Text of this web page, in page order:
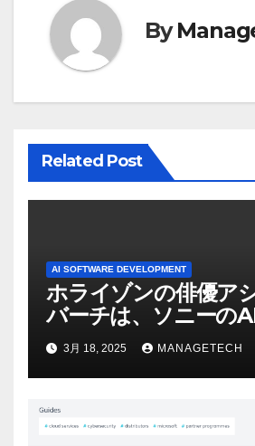
シ
ョ
ン
By
Related Post
AI SOFTWARE DEVELOPMENT
ホライゾンの俳優ア
バーチは、ソニーの
ビデオを見て「ゲー
マンスという芸術形式
感じた」と語る – IGN
3月 18, 2025 MANAGETECH